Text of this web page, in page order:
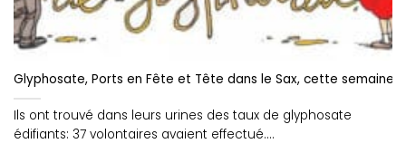
Glyphosate, Ports en Fête et Tête dans le Sax, cette semaine
Ils ont trouvé dans leurs urines des taux de glyphosate
édifiants: 37 volontaires avaient effectué....